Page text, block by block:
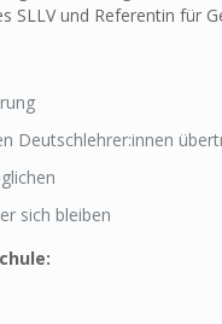
und Referentin für
Deutschlehrer:innen
sich bleiben